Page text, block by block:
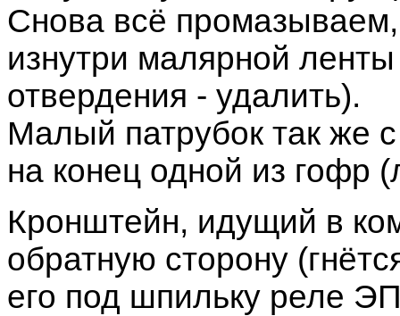
Снова всё
изнутри малярной
отвердения - удалить).
Малый патрубок так же
на конец одной из гофр
Кронштейн, идущий в
обратную сторону
его под шпильку реле